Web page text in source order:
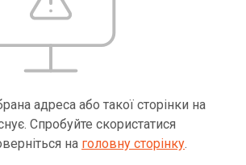
адреса або такої сторінки на
Спробуйте скористатися
на головну сторінку.